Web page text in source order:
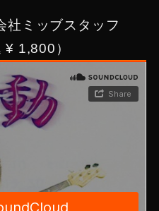
社ミッブスタッフ
¥ 1,800）